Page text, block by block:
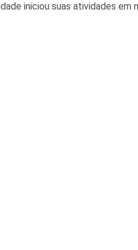
iniciou suas atividades em